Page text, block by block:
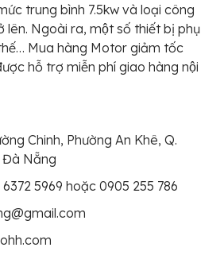
trung bình 7.5kw và loại công
lên. Ngoài ra, một số thiết bị phụ
Mua hàng Motor giảm tốc
hỗ trợ miễn phí giao hàng nội
Chinh, Phường An Khê, Q.
Đà Nẵng
5969 hoặc 0905 255 786